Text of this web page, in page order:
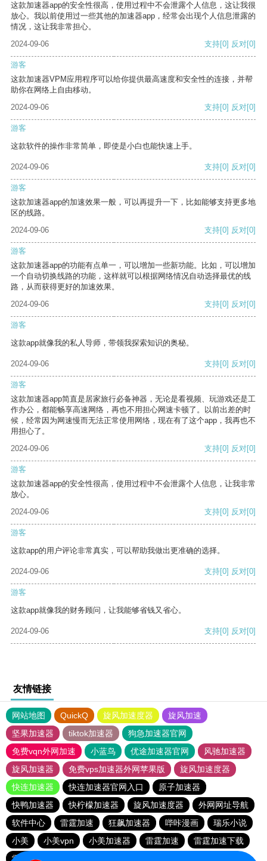
这款加速器app的安全性很高，使用过程中不会泄露个人信息，这让我很
放心。我以前使用过一些其他的加速器app，经常会出现个人信息泄露的
情况，这让我非常担心。
2024-09-06
支持[0] 反对[0]
游客
这款加速器VPM应用程序可以给你提供最高速度和安全性的连接，并帮
助你在网络上自由移动。
2024-09-06
支持[0] 反对[0]
游客
这款软件的操作非常简单，即使是小白也能快速上手。
2024-09-06 支持[0] 反对[0]
游客
这款加速器app的加速效果一般，可以再提升一下，比如能够支持更多地
区的线路。
2024-09-06
支持[0] 反对[0]
游客
这款加速器app的功能有点单一，可以增加一些新功能。比如，可以增加
一个自动切换线路的功能，这样就可以根据网络情况自动选择最优的线
路，从而获得更好的加速效果。
2024-09-06
支持[0] 反对[0]
游客
这款app就像我的私人导师，带领我探索知识的奥秘。
2024-09-06 支持[0] 反对[0]
游客
这款加速器app简直是居家旅行必备神器，无论是看视频、玩游戏还是工
作办公，都能畅享高速网络，再也不用担心网速卡顿了。以前出差的时
候，经常因为网速慢而无法正常使用网络，现在有了这个app，我再也不
用担心了。
2024-09-06
支持[0] 反对[0]
游客
这款加速器app的安全性很高，使用过程中不会泄露个人信息，让我非常
放心。
2024-09-06
支持[0] 反对[0]
游客
这款app的用户评论非常真实，可以帮助我做出更准确的选择。
2024-09-06 支持[0] 反对[0]
游客
这款app就像我的财务顾问，让我能够省钱又省心。
2024-09-06 支持[0] 反对[0]
友情链接
网站地图 QuickQ 旋风加速度器
旋风加速
坚果加速器
tiktok加速器
狗急加速器官网
免费vqn外网加速
小蓝鸟 优途加速器官网
风驰加速器
旋风加速器
免费vps加速器外网苹果版
旋风加速度器
快连加速器
快连加速器官网入口
原子加速器
快鸭加速器
快柠檬加速器 旋风加速度器
外网网址导航
软件中心
雷霆加速 狂飙加速器 哔咔漫画
瑞乐小说
小美
小美vpn 小美加速器 雷霆加速
雷霆加速下载
雷霆加速版ins